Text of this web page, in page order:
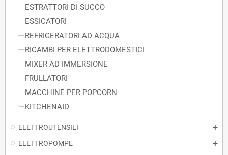
ESTRATTORI DI SUCCO
ESSICATORI
REFRIGERATORI AD ACQUA
RICAMBI PER ELETTRODOMESTICI
MIXER AD IMMERSIONE
FRULLATORI
MACCHINE PER POPCORN
KITCHENAID
ELETTROUTENSILI
ELETTROPOMPE